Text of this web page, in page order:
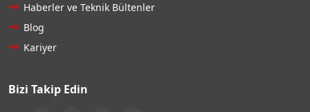
Haberler ve Teknik Bültenler
Blog
Kariyer
Bizi Takip Edin